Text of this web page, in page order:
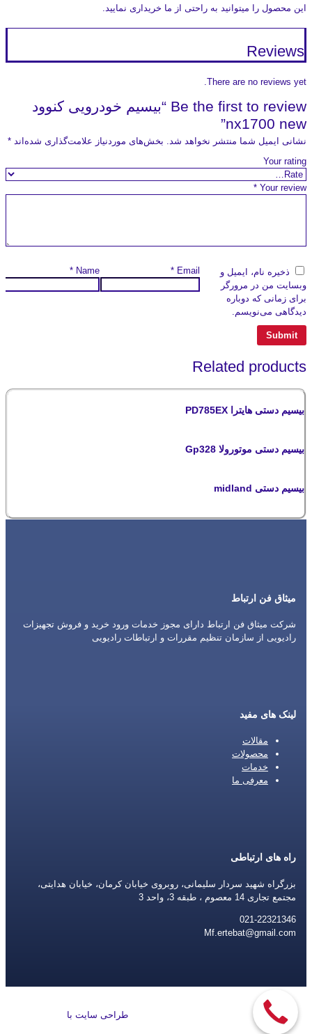
این محصول را میتوانید به راحتی از ما خریداری نمایید.
Reviews
There are no reviews yet.
Be the first to review “بیسیم خودرویی کنوود
nx1700 new”
نشانی ایمیل شما منتشر نخواهد شد. بخش‌های موردنیاز علامت‌گذاری شده‌اند *
Your rating
Your review
*
Name
* Email
*
ذخیره نام، ایمیل و
وبسایت من در مرورگر
برای زمانی که دوباره
دیدگاهی می‌نویسم.
Related products
بیسیم دستی هایترا PD785EX
بیسیم دستی موتورولا Gp328
بیسیم دستی midland
میثاق فن ارتباط
شرکت میثاق فن ارتباط دارای مجوز خدمات ورود خرید و فروش تجهیزات
رادیویی از سازمان تنظیم مقررات و ارتباطات رادیویی
لینک های مفید
مقالات
محصولات
خدمات
معرفی ما
راه های ارتباطی
بزرگراه شهید سردار سلیمانی، روبروی خیابان کرمان، خیابان هدایتی،
مجتمع تجاری 14 معصوم ، طبقه 3، واحد 3
021-22321346
Mf.ertebat@gmail.com
طراحی سایت با